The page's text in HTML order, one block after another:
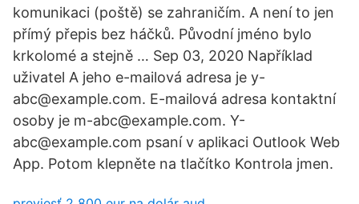
komunikaci (poště) se zahraničím. A není to jen
přímý přepis bez háčků. Původní jméno bylo
krkolomé a stejně … Sep 03, 2020 Například
uživatel A jeho e-mailová adresa je y-
abc@example.com. E-mailová adresa kontaktní
osoby je m-abc@example.com. Y-
abc@example.com psaní v aplikaci Outlook Web
App. Potom klepněte na tlačítko Kontrola jmen.